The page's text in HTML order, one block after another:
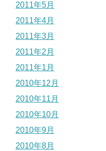
2011年5月
2011年4月
2011年3月
2011年2月
2011年1月
2010年12月
2010年11月
2010年10月
2010年9月
2010年8月